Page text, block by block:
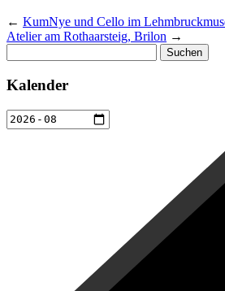
← KumNye und Cello im
Atelier am Rothaarsteig, Brilon →
nach:
Kalender